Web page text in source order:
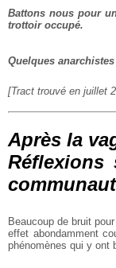
Battons nous pour
trottoir occupé.
Quelques
[Tract trouvé en juillet
Après la
Réflexions
Beaucoup de bruit
effet abondamment
phénomènes qui y ont